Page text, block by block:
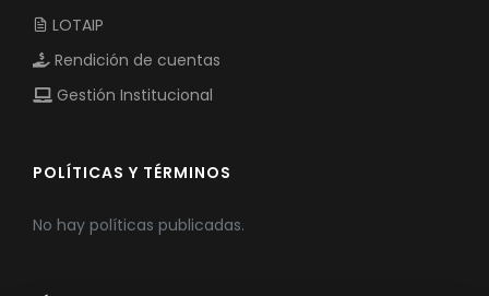
LOTAIP
Rendición de cuentas
Gestión Institucional
POLÍTICAS Y TÉRMINOS
No hay políticas publicadas.